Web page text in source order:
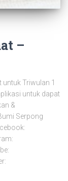
–
Triwulan 1
untuk dapat
&
Serpong